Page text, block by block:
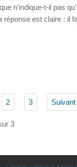
n'indique-t-il pas
est claire : il
2 3 Suivant
3